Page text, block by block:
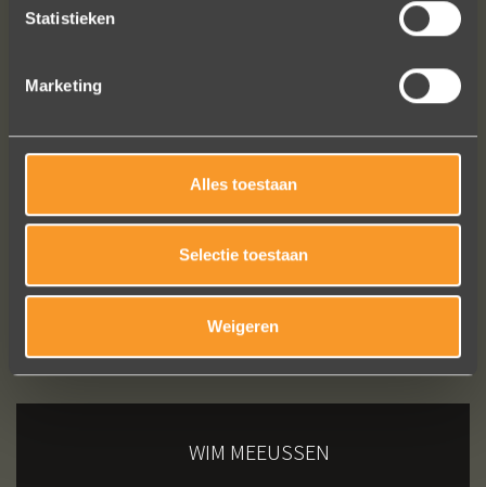
Statistieken
Marketing
Alles toestaan
Selectie toestaan
Weigeren
Bekijk al onze reviews
WIM MEEUSSEN